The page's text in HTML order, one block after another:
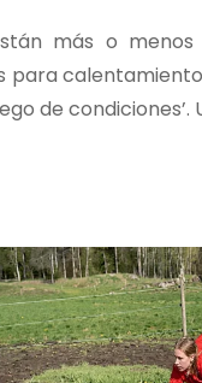
más o menos
para
de